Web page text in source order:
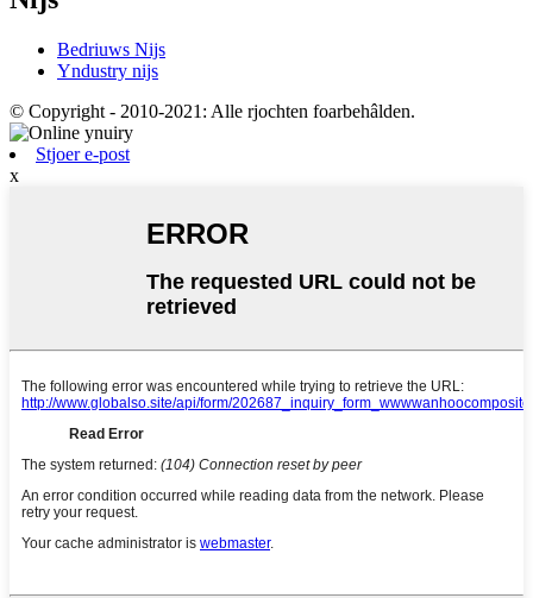
Bedriuws Nijs
Yndustry nijs
© Copyright - 2010-2021: Alle rjochten foarbehâlden.
Stjoer e-post
x